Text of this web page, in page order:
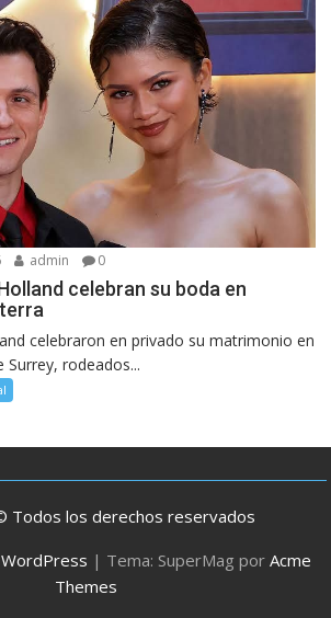
admin 0
celebran su boda en
celebraron en privado su matrimonio en
rodeados...
Todos los derechos reservados
| Tema: SuperMag por Acme
Themes